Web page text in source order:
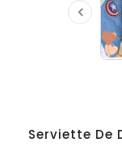

Serviette De